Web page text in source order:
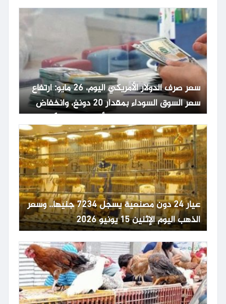
سعر صرف الدولار الأمريكي اليوم، 26 مايو: ارتفاع
سعر السوق السوداء بمقدار 20 دونغ، وانخفاض
حاد في سعر صرف الدولار الأمريكي عالمياً.
عيار 24 دون مصنعية يسجل 7234 جنيها.. وسعر
الذهب اليوم الإثنين 15 يونيو 2026